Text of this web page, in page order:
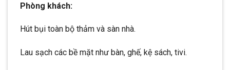
Phòng khách:
Hút bụi toàn bộ thảm và sàn nhà.
Lau sạch các bề mặt như bàn, ghế, kệ sách, tivi.